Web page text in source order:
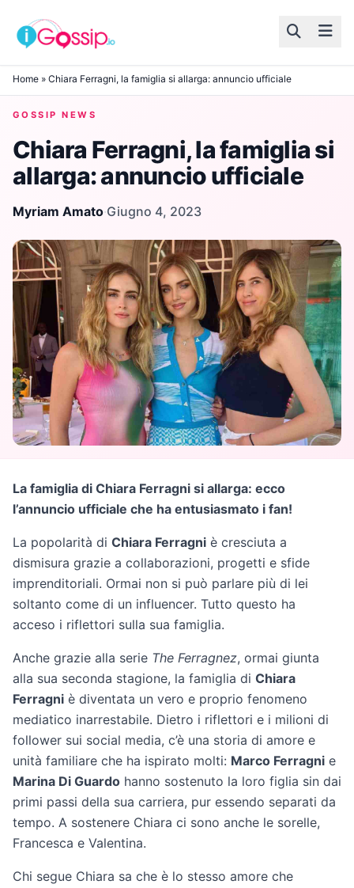
Skip to content
Home » Chiara Ferragni, la famiglia si allarga: annuncio ufficiale
GOSSIP NEWS
Chiara Ferragni, la famiglia si
allarga: annuncio ufficiale
Myriam Amato·Giugno 4, 2023
La famiglia di Chiara Ferragni si allarga: ecco
l’annuncio ufficiale che ha entusiasmato i fan!
La popolarità di Chiara Ferragni è cresciuta a
dismisura grazie a collaborazioni, progetti e sfide
imprenditoriali. Ormai non si può parlare più di lei
soltanto come di un influencer. Tutto questo ha
acceso i riflettori sulla sua famiglia.
Anche grazie alla serie The Ferragnez, ormai giunta
alla sua seconda stagione, la famiglia di Chiara
Ferragni è diventata un vero e proprio fenomeno
mediatico inarrestabile. Dietro i riflettori e i milioni di
follower sui social media, c’è una storia di amore e
unità familiare che ha ispirato molti: Marco Ferragni e
Marina Di Guardo hanno sostenuto la loro figlia sin dai
primi passi della sua carriera, pur essendo separati da
tempo. A sostenere Chiara ci sono anche le sorelle,
Francesca e Valentina.
Chi segue Chiara sa che è lo stesso amore che